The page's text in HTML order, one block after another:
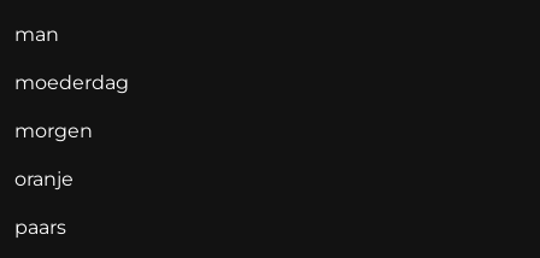
man
moederdag
morgen
oranje
paars